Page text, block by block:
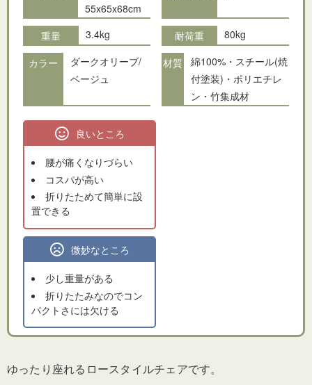
55x65x68cm
重量 3.4kg 耐荷重 80kg
カラー
ダークオリーブ/
ベージュ
材質
綿100%・スチール(焼
付塗装)・ポリエチレ
ン・竹集成材
良いところ
腰が痛くなりづらい
コスパが高い
折りたためて簡単に設
置できる
微妙なところ
少し重量がある
折りたたみなのでコン
パクトさには欠ける
ゆったり座れるロースタイルチェアです。